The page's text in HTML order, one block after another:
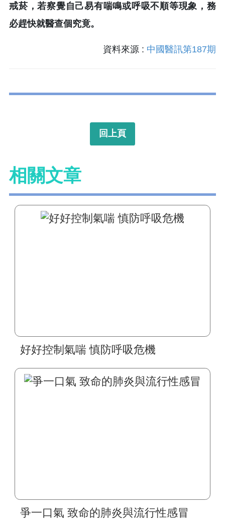
戒菸，若察覺自己易有喘鳴或呼吸不順等現象，務
必趕快就醫查個究竟。
資料來源 : 中國醫訊第187期
回上頁
相關文章
好好控制氣喘 慎防呼吸危機
爭一口氣 致命的肺炎與流行性感冒